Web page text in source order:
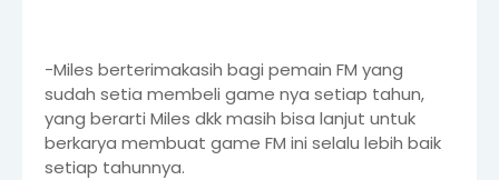
-Miles berterimakasih bagi pemain FM yang
sudah setia membeli game nya setiap tahun,
yang berarti Miles dkk masih bisa lanjut untuk
berkarya membuat game FM ini selalu lebih baik
setiap tahunnya.